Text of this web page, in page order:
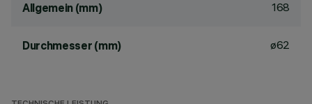
Allgemein (mm) 168
Durchmesser (mm) ø62